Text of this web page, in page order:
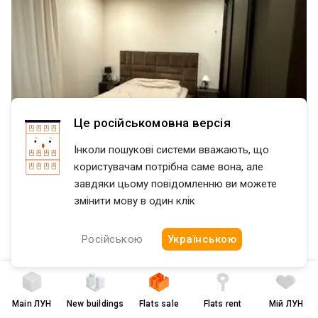
компромісів у якості 📍 **Локація:** Квартира розташована в
комфортному районі міста. До станції метро **«Наукова» —
близько 7 хвилин пішки**. Поруч зупинки громадського
транспорту, трамвай, дитячий садок та підземна школа. 💰
**Ціна — 87 000 $** Можливий торг. 📞 **Телефонуйте, щоб
дізнатися деталі та домовитися про перегляд!**
Шевченковский Киевский Салтовский
MainЛУН New buildings Flats sale Flats rent Мій ЛУН
Це російськомовна версія
Інколи пошукові системи вважають, що
користувачам потрібна саме вона, але
завдяки цьому повідомленню ви можете
змінити мову в один клік
Російською Українською